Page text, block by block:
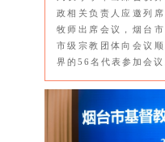
政相关负责人应邀列
牧师出席会议，烟台
市级宗教团体向会议
界的56名代表参加会议